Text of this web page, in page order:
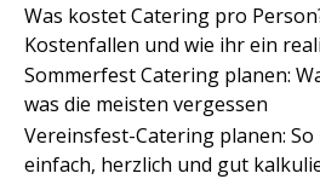
Was kostet Catering pro
Kostenfallen und wie ihr ein
Sommerfest Catering planen:
was die meisten vergessen
Vereinsfest-Catering planen:
einfach, herzlich und gut